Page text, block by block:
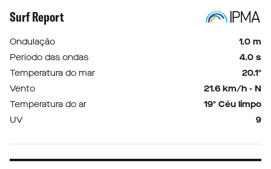
Surf Report
Ondulação
1.0 m
Período das ondas
4.0 s
Temperatura do mar
20.1º
Vento
21.6 km/h - N
Temperatura do ar
19º Céu limpo
UV
9